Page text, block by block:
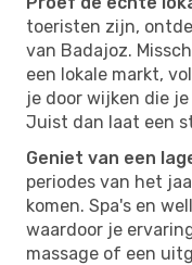
toeristen zijn,
van Badajoz.
een lokale markt,
je door wijken die
Juist dan laat een
Geniet van een
periodes van het
komen. Spa's en
waardoor je
massage of een